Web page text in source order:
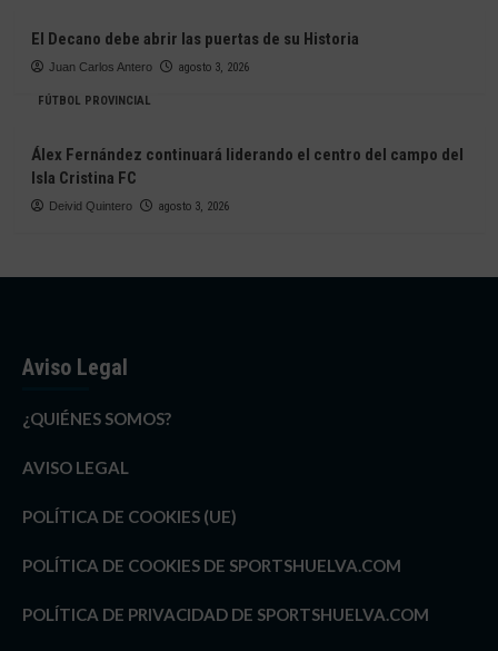
El Decano debe abrir las puertas de su Historia
Juan Carlos Antero agosto 3, 2026
FÚTBOL PROVINCIAL
Álex Fernández continuará liderando el centro del campo del
Isla Cristina FC
Deivid Quintero agosto 3, 2026
Aviso Legal
¿QUIÉNES SOMOS?
AVISO LEGAL
POLÍTICA DE COOKIES (UE)
POLÍTICA DE COOKIES DE SPORTSHUELVA.COM
POLÍTICA DE PRIVACIDAD DE SPORTSHUELVA.COM